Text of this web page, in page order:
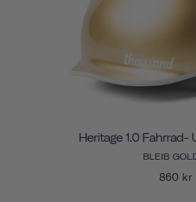
Heritage 1.0 Fahrrad-
BLEIB
860 kr